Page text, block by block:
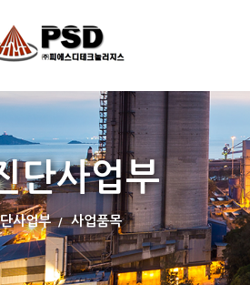
단사업부
사업부 사업품목